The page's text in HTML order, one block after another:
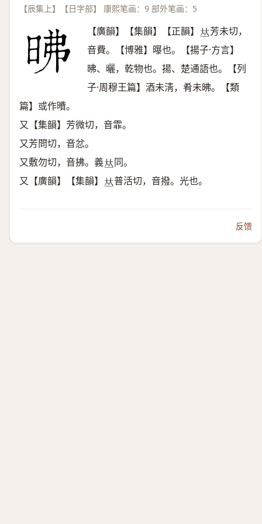
【辰集上】【日字部】 康熙笔画：9 部外笔画：5
【廣韻】【集韻】【正韻】 𠀤芳未切，
音費。【博雅】曝也。【揚子·方言】
昲、曬，乾物也。揚、楚通語也。【列
子·周穆王篇】酒未淸，肴未昲。【類
篇】或作曊。
又【集韻】芳微切，音霏。
又芳問切，音忿。
又敷勿切，音拂。義𠀤同。
又【廣韻】【集韻】 𠀤普活切，音撥。光也。
反馈